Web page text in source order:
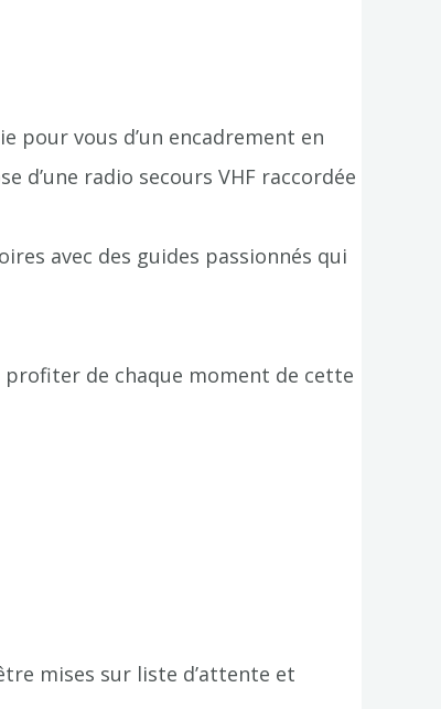
pour vous d’un encadrement en
d’une radio secours VHF raccordée
avec des guides passionnés qui
de chaque moment de cette
mises sur liste d’attente et